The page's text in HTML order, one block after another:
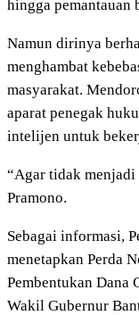
hingga pemantauan
Namun dirinya
menghambat
masyarakat.
aparat penegak
intelijen untuk
“Agar tidak menjadi
Pramono.
Sebagai informasi,
menetapkan Perda
Pembentukan Dana
Wakil Gubernur